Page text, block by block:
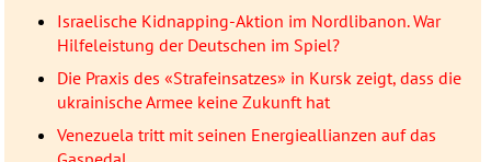
Israelische Kidnapping-Aktion im Nordlibanon. War
Hilfeleistung der Deutschen im Spiel?
Die Praxis des «Strafeinsatzes» in Kursk zeigt, dass die
ukrainische Armee keine Zukunft hat
Venezuela tritt mit seinen Energieallianzen auf das